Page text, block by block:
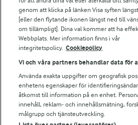
Följ oss
genom att klicka på länken Visa syften
[eller den flytande ikonen längst ned till
om tillämpligt]. Dina val kommer att ha
Webbplats. Mer information finns i vår
integritetspolicy. Cookiepolicy
Vi och våra partners behandlar data för
Använda exakta uppgifter om geografisk
enhetens egenskaper för
åtkomst till information på en enhet.
innehåll, reklam- och innehållsmätning,
målgrupp och tjänsteutveckling.